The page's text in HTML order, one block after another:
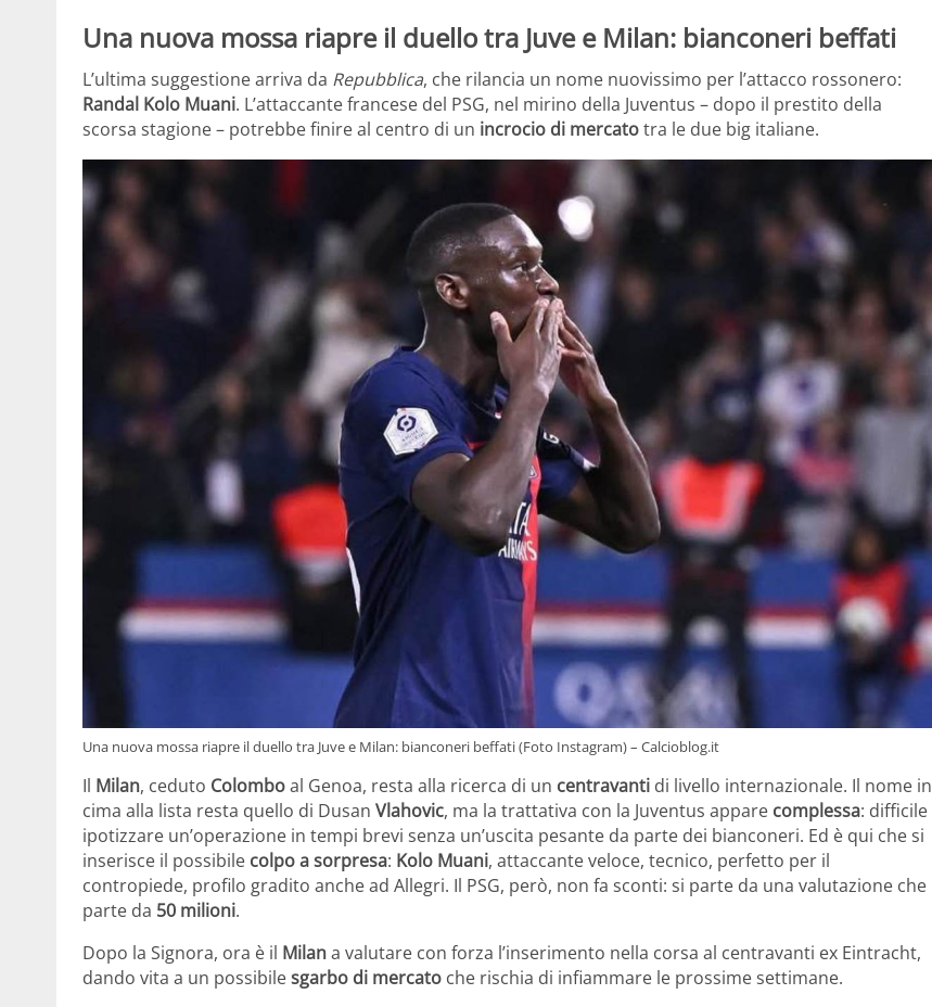
Una nuova mossa riapre il duello tra Juve e Milan: bianconeri beffati
L’ultima suggestione arriva da Repubblica, che rilancia un nome nuovissimo per l’attacco rossonero:
Randal Kolo Muani. L’attaccante francese del PSG, nel mirino della Juventus – dopo il prestito della
scorsa stagione – potrebbe finire al centro di un incrocio di mercatotra le due big italiane.
Una nuova mossa riapre il duello tra Juve e Milan: bianconeri beffati (Foto Instagram) – Calcioblog.it
Il Milan, ceduto Colomboal Genoa, resta alla ricerca di un centravanti di livello internazionale. Il nome in
cima alla lista resta quello di Dusan Vlahovic, ma la trattativa con la Juventus appare complessa: difficile
ipotizzare un’operazione in tempi brevi senza un’uscita pesante da parte dei bianconeri. Ed è qui che si
inserisce il possibile colpo a sorpresa: Kolo Muani, attaccante veloce, tecnico, perfetto per il
contropiede, profilo gradito anche ad Allegri. Il PSG, però, non fa sconti: si parte da una valutazione che
parte da 50 milioni.
Dopo la Signora, ora è il Milana valutare con forza l’inserimento nella corsa al centravanti ex Eintracht,
dando vita a un possibilesgarbo di mercato che rischia di infiammare le prossime settimane.